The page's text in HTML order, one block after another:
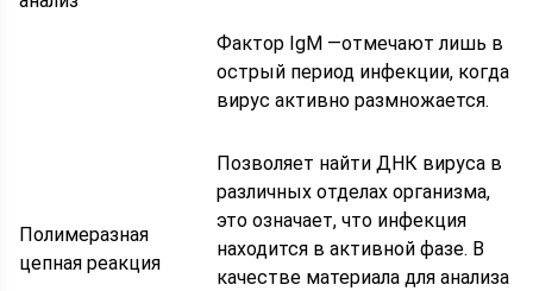
Фактор IgM —отмечают лишь в
острый период инфекции, когда
вирус активно размножается.
Полимеразная
цепная реакция
Позволяет найти ДНК вируса в
различных отделах организма,
это означает, что инфекция
находится в активной фазе. В
качестве материала для анализа